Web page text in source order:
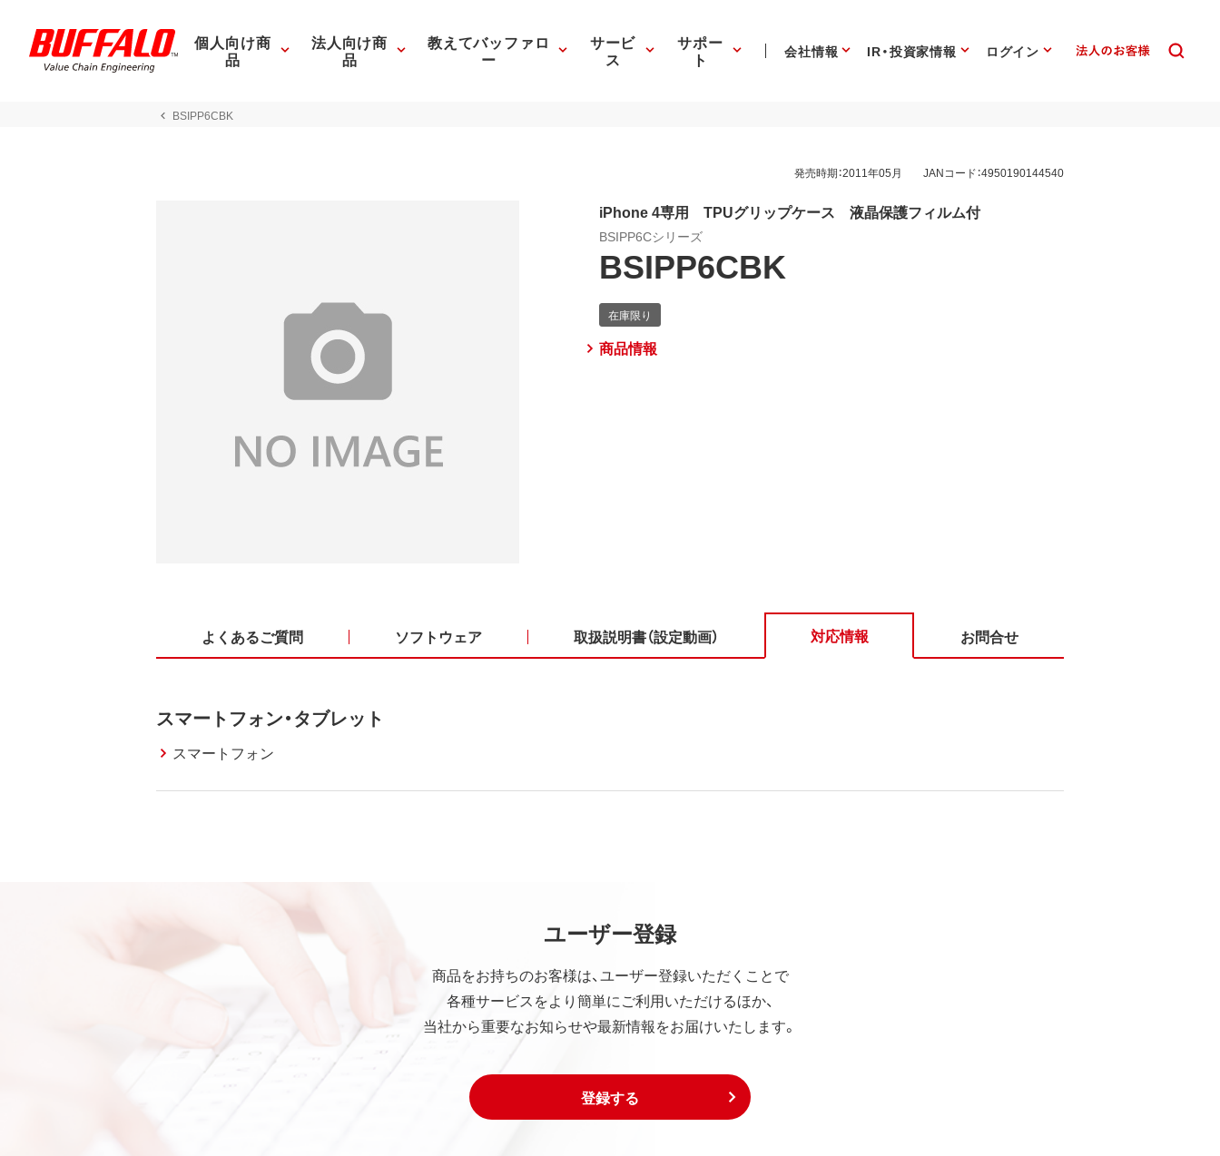
個人向け商
品
法人向け商
品
教えてバッファロ
ー
サービ
ス
サポー
ト 会社情報 IR・投資家情報 ログイン
BSIPP6CBK
発売時期：2011年05月 JANコード：4950190144540
iPhone 4専用 TPUグリップケース 液晶保護フィルム付
BSIPP6Cシリーズ
BSIPP6CBK
商品情報
よくあるご質問 ソフトウェア 取扱説明書（設定動画） 対応情報 お問合せ
スマートフォン・タブレット
スマートフォン
ユーザー登録
商品をお持ちのお客様は、ユーザー登録いただくことで
各種サービスをより簡単にご利用いただけるほか、
当社から重要なお知らせや最新情報をお届けいたします。
登録する